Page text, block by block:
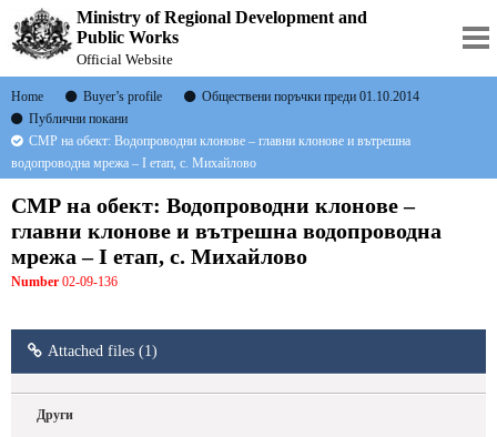
Ministry of Regional Development and
Public Works
Official Website
Home Buyer’s profile
Обществени поръчки преди 01.10.2014
Публични покани
СМР на обект: Водопроводни клонове – главни клонове и вътрешна
водопроводна мрежа – І етап, с. Михайлово
СМР на обект: Водопроводни клонове –
главни клонове и вътрешна водопроводна
мрежа – І етап, с. Михайлово
Number 02-09-136
Attached files (1)
Други